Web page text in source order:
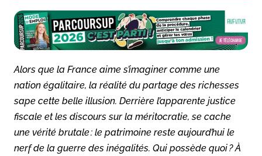
Alors que la France aime s’imaginer comme une
nation égalitaire, la réalité du partage des richesses
sape cette belle illusion. Derrière l’apparente justice
fiscale et les discours sur la méritocratie, se cache
une vérité brutale : le patrimoine reste aujourd’hui le
nerf de la guerre des inégalités. Qui possède quoi ? À